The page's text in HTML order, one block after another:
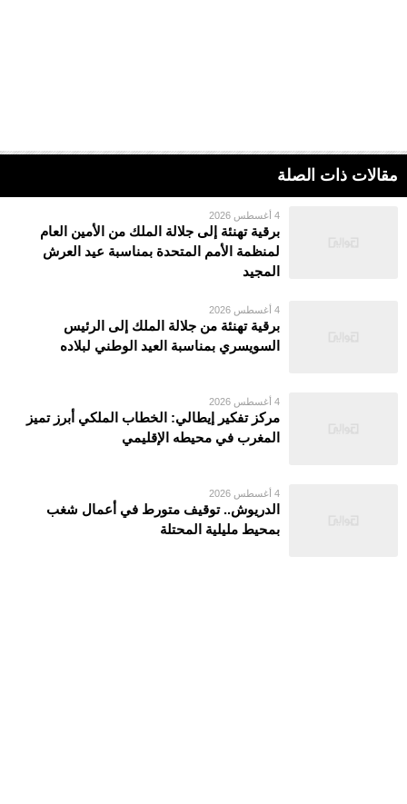
مقالات ذات الصلة
4 أغسطس 2026
برقية تهنئة إلى جلالة الملك من الأمين العام
لمنظمة الأمم المتحدة بمناسبة عيد العرش
المجيد
4 أغسطس 2026
برقية تهنئة من جلالة الملك إلى الرئيس
السويسري بمناسبة العيد الوطني لبلاده
4 أغسطس 2026
مركز تفكير إيطالي: الخطاب الملكي أبرز تميز
المغرب في محيطه الإقليمي
4 أغسطس 2026
الدريوش.. توقيف متورط في أعمال شغب
بمحيط مليلية المحتلة